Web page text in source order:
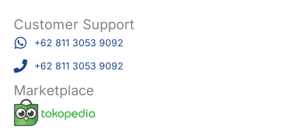
Customer Support
+62 811 3053 9092
+62 811 3053 9092
Marketplace